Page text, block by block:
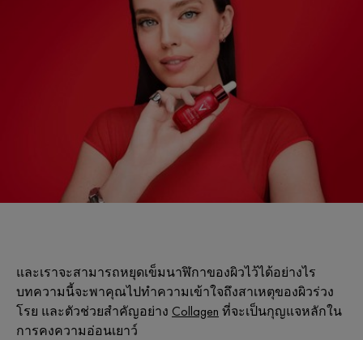
และเราจะสามารถหยุดเข็มนาฬิกาของผิวไว้ได้อย่างไร
บทความนี้จะพาคุณไปทำความเข้าใจถึงสาเหตุของผิวร่วง
โรย และตัวช่วยสำคัญอย่าง Collagen ที่จะเป็นกุญแจหลักใน
การคงความอ่อนเยาว์